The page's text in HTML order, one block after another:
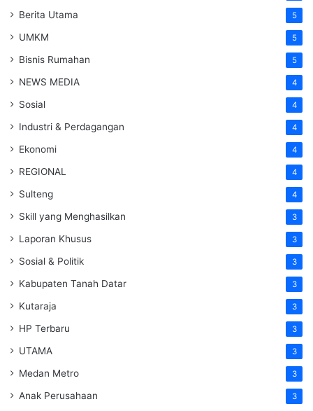
Berita Utama 5
UMKM 5
Bisnis Rumahan 5
NEWS MEDIA 4
Sosial 4
Industri & Perdagangan 4
Ekonomi 4
REGIONAL 4
Sulteng 4
Skill yang Menghasilkan 3
Laporan Khusus 3
Sosial & Politik 3
Kabupaten Tanah Datar 3
Kutaraja 3
HP Terbaru 3
UTAMA 3
Medan Metro 3
Anak Perusahaan 3